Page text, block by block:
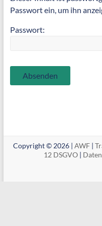
Passwort ein, um ihn
Passwort:
Copyright © 2026 |AWF |
12 DSGVO|